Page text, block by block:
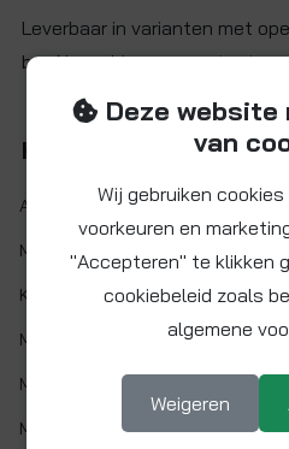
Leverbaar in varianten met
bar. Neem hiervoor contact
Kenmerken
Artikelnr.:
Maat: 1" BSP
Kleur: Oranje
Min. werktemp.: 1 °C
Max. werktemp.: 110 °C
Max. werkdruk: 1,5
Deze
van
Wij gebruiken
voorkeuren en
"Accepteren" te klikken
cookiebeleid zoals
algemene
Weigeren